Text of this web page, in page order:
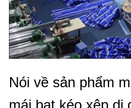
Nói về sản phẩm
mái bạt kéo xêp di